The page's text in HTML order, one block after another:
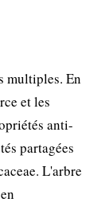
multiples. En
et les
anti-
partagées
L'arbre